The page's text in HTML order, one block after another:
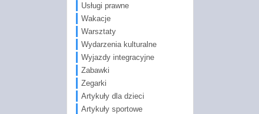
Usługi prawne
Wakacje
Warsztaty
Wydarzenia kulturalne
Wyjazdy integracyjne
Zabawki
Zegarki
Artykuły dla dzieci
Artykuły sportowe